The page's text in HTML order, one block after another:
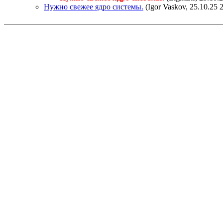
Нужно свежее ядро системы. (Igor Vaskov, 25.10.25